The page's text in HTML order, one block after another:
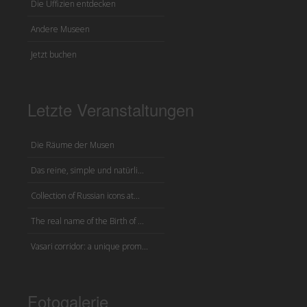
Die Uffizien entdecken
Andere Museen
Jetzt buchen
Letzte Veranstaltungen
Die Räume der Musen
Das reine, simple und natürli...
Collection of Russian icons at...
The real name of the Birth of ...
Vasari corridor: a unique prom...
Fotogalerie